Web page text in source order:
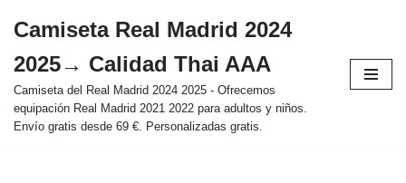
al
contenido
Camiseta Real Madrid 2024
2025→ Calidad Thai AAA
Camiseta del Real Madrid 2024 2025 - Ofrecemos
equipación Real Madrid 2021 2022 para adultos y niños.
Envío gratis desde 69 €. Personalizadas gratis.